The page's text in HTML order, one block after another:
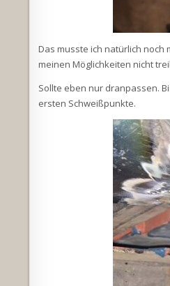
Das musste ich natürlich noch
meinen Möglichkeiten nicht
Sollte eben nur dranpassen.
ersten Schweißpunkte.